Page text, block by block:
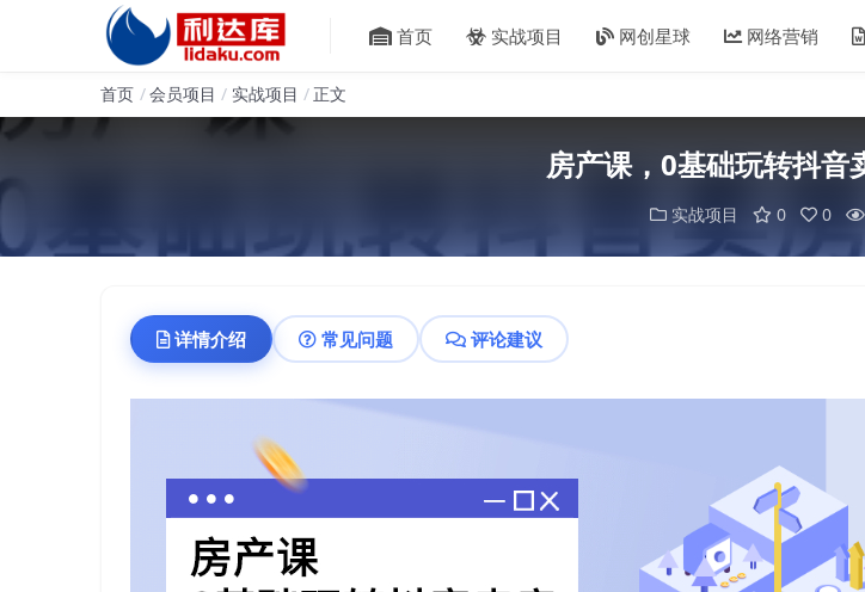
首页 实战项目 网创星球 网络营销
首页 会员项目 实战项目 正文
房产课，0基础玩转抖音
实战项目 0 0
详情介绍 常见问题 评论建议